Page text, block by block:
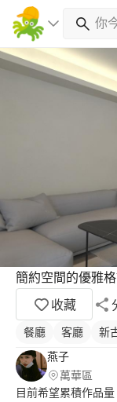
簡約空間的優雅
收藏
餐廳 客廳
新
燕子
萬華區
目前希望累積作品